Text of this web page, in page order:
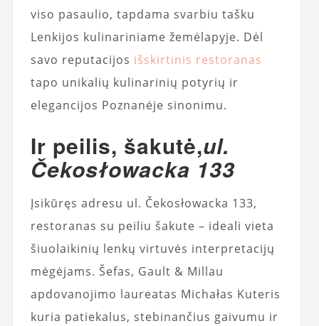
viso pasaulio, tapdama svarbiu tašku
Lenkijos kulinariniame žemėlapyje. Dėl
savo reputacijos išskirtinis restoranas
tapo unikalių kulinarinių potyrių ir
elegancijos Poznanėje sinonimu.
Ir peilis, šakutė,ul.
Čekosłowacka 133
Įsikūręs adresu ul. Čekosłowacka 133,
restoranas su peiliu šakute – ideali vieta
šiuolaikinių lenkų virtuvės interpretacijų
mėgėjams. Šefas, Gault & Millau
apdovanojimo laureatas Michałas Kuteris
kuria patiekalus, stebinančius gaivumu ir